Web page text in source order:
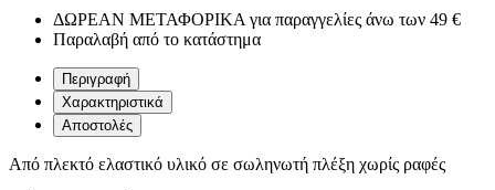
ΔΩΡΕΑΝ ΜΕΤΑΦΟΡΙΚΑ για παραγγελίες άνω των 49 €
Παραλαβή από το κατάστημα
Περιγραφή
Χαρακτηριστικά
Αποστολές
Από πλεκτό ελαστικό υλικό σε σωληνωτή πλέξη χωρίς ραφές